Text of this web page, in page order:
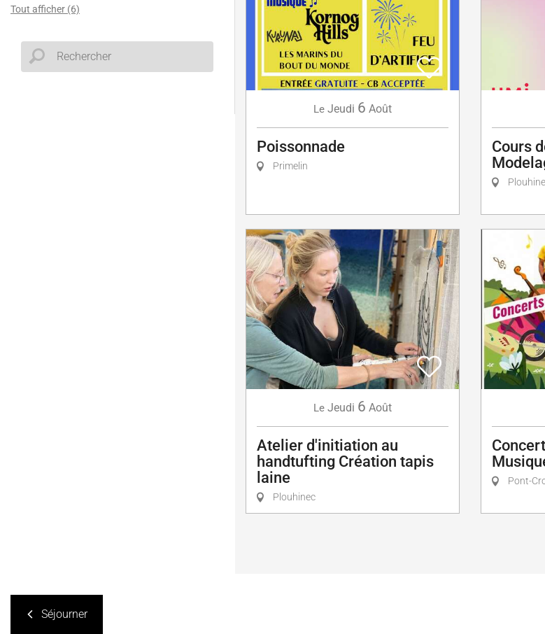
Tout afficher (6)
Le Jeudi 6 Août
Poissonnade
Primelin
Cours
Le Jeudi 6 Août
Atelier d'initiation au
handtufting Création tapis
laine
Plouhinec
Pont-
Séjourner